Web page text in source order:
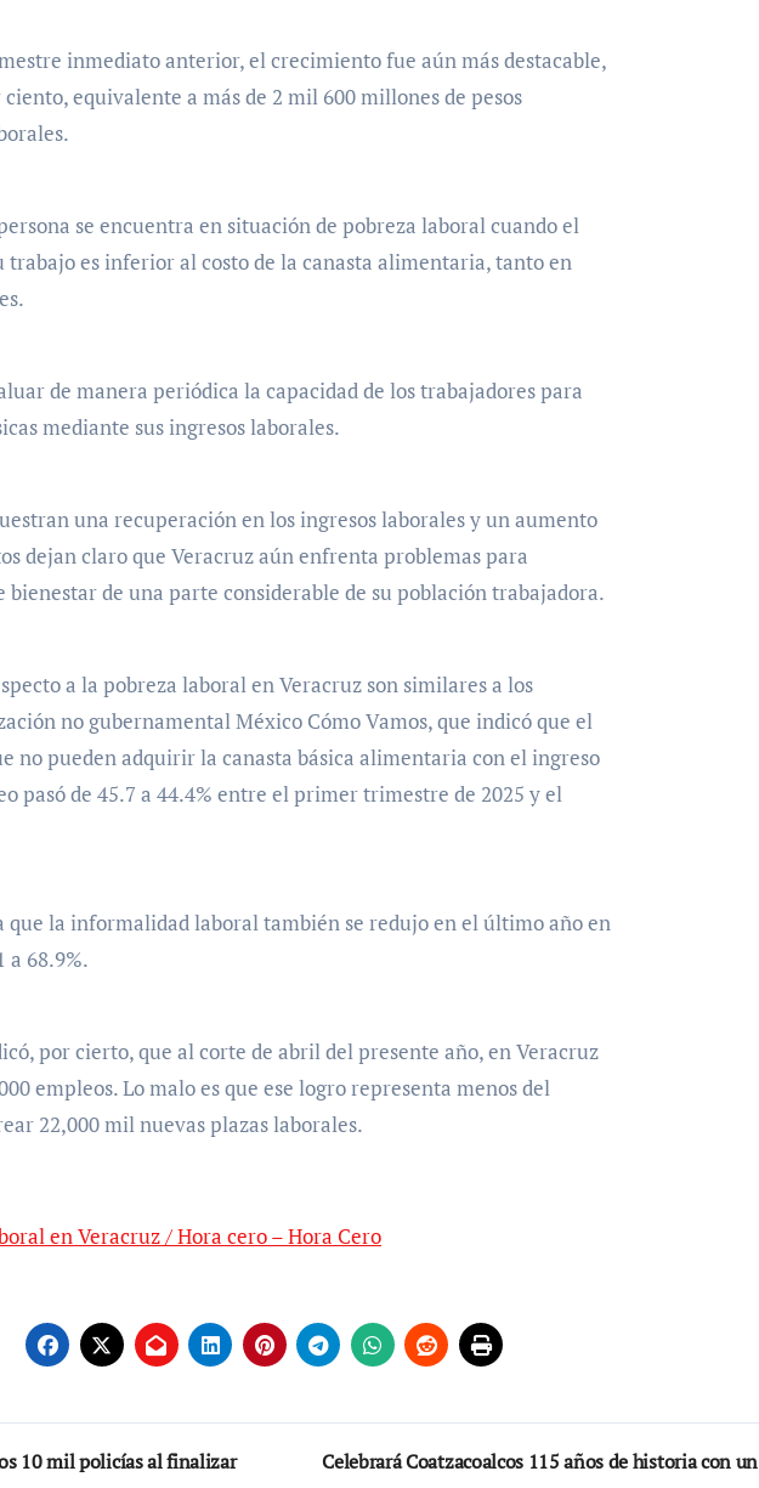
inmediato anterior, el crecimiento fue aún más destacable,
equivalente a más de 2 mil 600 millones de pesos
se encuentra en situación de pobreza laboral cuando el
trabajo es inferior al costo de la canasta alimentaria, tanto en
de manera periódica la capacidad de los trabajadores para
mediante sus ingresos laborales.
una recuperación en los ingresos laborales y un aumento
dejan claro que Veracruz aún enfrenta problemas para
bienestar de una parte considerable de su población trabajadora.
a la pobreza laboral en Veracruz son similares a los
no gubernamental México Cómo Vamos, que indicó que el
no pueden adquirir la canasta básica alimentaria con el ingreso
pasó de 45.7 a 44.4% entre el primer trimestre de 2025 y el
que la informalidad laboral también se redujo en el último año en
a 68.9%.
por cierto, que al corte de abril del presente año, en Veracruz
empleos. Lo malo es que ese logro representa menos del
22,000 mil nuevas plazas laborales.
en Veracruz / Hora cero – Hora Cero
10 mil policías al finalizar
Celebrará Coatzacoalcos 115 años de historia con un